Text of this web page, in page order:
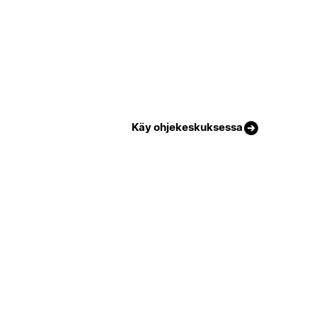
Käy ohjekeskuksessa